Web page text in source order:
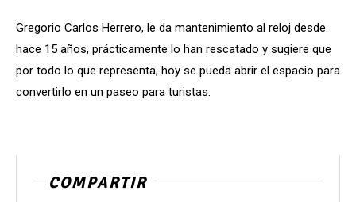
Gregorio Carlos Herrero, le da mantenimiento al reloj desde
hace 15 años, prácticamente lo han rescatado y sugiere que
por todo lo que representa, hoy se pueda abrir el espacio para
convertirlo en un paseo para turistas.
COMPARTIR